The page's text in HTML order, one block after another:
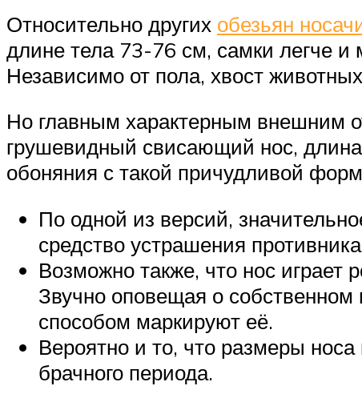
Относительно других обезьян
длине тела 73-76 см, самки легче
Независимо от пола, хвост
Но главным характерным внешним
грушевидный свисающий нос, длина
обоняния с такой причудливой
По одной из версий,
средство устрашения
Возможно также, что нос играет
Звучно оповещая о собственном
способом маркируют её.
Вероятно и то, что размеры
брачного периода.